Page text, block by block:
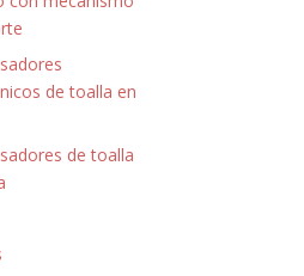
de toalla en
de toalla